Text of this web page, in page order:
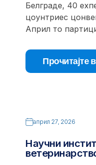
Белграде, 40
цоунтриес
Април то
Прочитајте
април 27, 2026
Научни